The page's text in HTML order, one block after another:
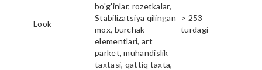
Look
bo'g'inlar, rozetkalar,
Stabilizatsiya qilingan
mox, burchak
elementlari, art
parket, muhandislik
taxtasi, qattiq taxta,
> 253
turdagi